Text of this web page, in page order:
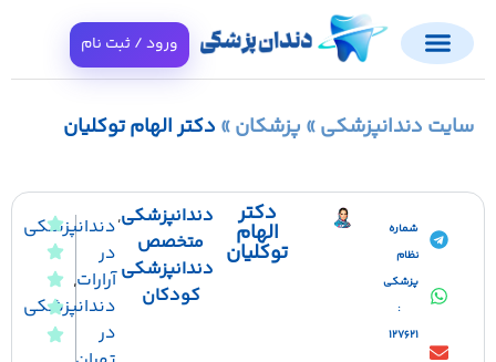
ورود / ثبت نام
دندانپزشکی»پزشکان»دکتر الهام توکلیان
شماره
پزشکی
127621
دکتر
الهام
توکلیان
دندانپزشکی,
متخصص
دندانپزشکی
کودکان
دندانپزشکی
در
آرارات,
دندانپزشکی